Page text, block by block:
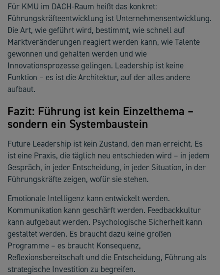
Für KMU im DACH-Raum heißt das konkret:
Führungskräfteentwicklung ist Unternehmensentwicklung.
Die Art, wie geführt wird, bestimmt, wie schnell auf
Marktveränderungen reagiert werden kann, wie Talente
gewonnen und gehalten werden und wie
Innovationsprozesse gelingen. Leadership ist keine
Funktion – es ist die Architektur, auf der alles andere
aufbaut.
Fazit: Führung ist kein Einzelthema –
sondern ein Systembaustein
Future Leadership ist kein Zustand, den man erreicht. Es
ist eine Praxis, die täglich neu entschieden wird – in jedem
Gespräch, in jeder Entscheidung, in jeder Situation, in der
Führungskräfte zeigen, wofür sie stehen.
Emotionale Intelligenz kann entwickelt werden.
Kommunikation kann geschärft werden. Feedbackkultur
kann aufgebaut werden. Psychologische Sicherheit kann
gestaltet werden. Es braucht dazu keine großen
Programme – es braucht Konsequenz,
Reflexionsbereitschaft und die Entscheidung, Führung als
strategische Investition zu begreifen.